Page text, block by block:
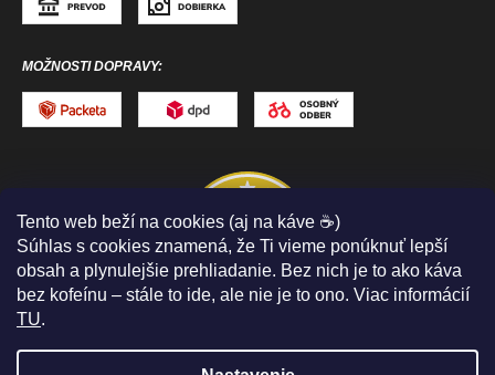
Tento web beží na cookies (aj na káve ☕)
Súhlas s cookies znamená, že Ti vieme ponúknuť lepší
obsah a plynulejšie prehliadanie. Bez nich je to ako káva
bez kofeínu – stále to ide, ale nie je to ono. Viac informácií
TU.
MOŽNOSTI DOPRAVY: